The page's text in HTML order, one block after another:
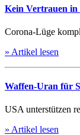
Kein Vertrauen in
Corona-Lüge
» Artikel lesen
Waffen-Uran für
USA unterstützen
» Artikel lesen